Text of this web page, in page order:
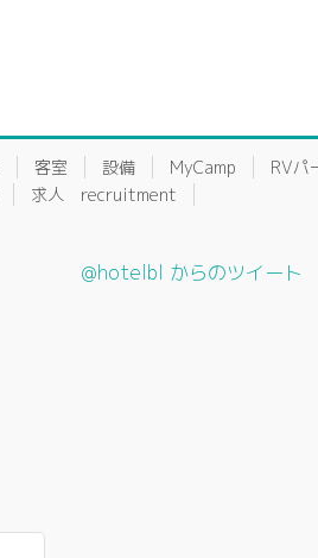
客室 設備 MyCamp RVパ
求人 recruitment
@hotelbl からのツイート